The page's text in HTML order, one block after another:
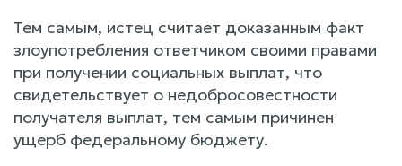
Тем самым, истец считает доказанным факт
злоупотребления ответчиком своими правами
при получении социальных выплат, что
свидетельствует о недобросовестности
получателя выплат, тем самым причинен
ущерб федеральному бюджету.